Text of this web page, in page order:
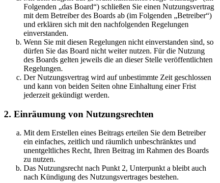
Folgenden „das Board“) schließen Sie einen Nutzungsvertrag
mit dem Betreiber des Boards ab (im Folgenden „Betreiber“)
und erklären sich mit den nachfolgenden Regelungen
einverstanden.
Wenn Sie mit diesen Regelungen nicht einverstanden sind, so
dürfen Sie das Board nicht weiter nutzen. Für die Nutzung
des Boards gelten jeweils die an dieser Stelle veröffentlichten
Regelungen.
Der Nutzungsvertrag wird auf unbestimmte Zeit geschlossen
und kann von beiden Seiten ohne Einhaltung einer Frist
jederzeit gekündigt werden.
2. Einräumung von Nutzungsrechten
Mit dem Erstellen eines Beitrags erteilen Sie dem Betreiber
ein einfaches, zeitlich und räumlich unbeschränktes und
unentgeltliches Recht, Ihren Beitrag im Rahmen des Boards
zu nutzen.
Das Nutzungsrecht nach Punkt 2, Unterpunkt a bleibt auch
nach Kündigung des Nutzungsvertrages bestehen.